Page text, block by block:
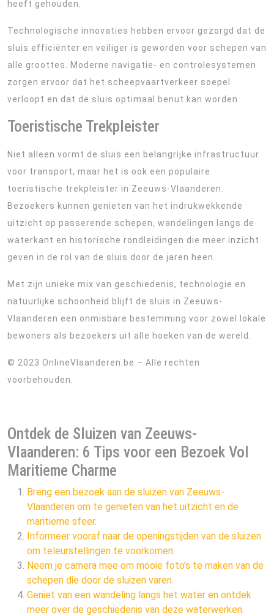
heeft gehouden.
Technologische innovaties hebben ervoor gezorgd dat de
sluis efficiënter en veiliger is geworden voor schepen van
alle groottes. Moderne navigatie- en controlesystemen
zorgen ervoor dat het scheepvaartverkeer soepel
verloopt en dat de sluis optimaal benut kan worden.
Toeristische Trekpleister
Niet alleen vormt de sluis een belangrijke infrastructuur
voor transport, maar het is ook een populaire
toeristische trekpleister in Zeeuws-Vlaanderen.
Bezoekers kunnen genieten van het indrukwekkende
uitzicht op passerende schepen, wandelingen langs de
waterkant en historische rondleidingen die meer inzicht
geven in de rol van de sluis door de jaren heen.
Met zijn unieke mix van geschiedenis, technologie en
natuurlijke schoonheid blijft de sluis in Zeeuws-
Vlaanderen een onmisbare bestemming voor zowel lokale
bewoners als bezoekers uit alle hoeken van de wereld.
© 2023 OnlineVlaanderen.be – Alle rechten
voorbehouden.
Ontdek de Sluizen van Zeeuws-
Vlaanderen: 6 Tips voor een Bezoek Vol
Maritieme Charme
Breng een bezoek aan de sluizen van Zeeuws-
Vlaanderen om te genieten van het uitzicht en de
maritieme sfeer.
Informeer vooraf naar de openingstijden van de sluizen
om teleurstellingen te voorkomen.
Neem je camera mee om mooie foto’s te maken van de
schepen die door de sluizen varen.
Geniet van een wandeling langs het water en ontdek
meer over de geschiedenis van deze waterwerken.